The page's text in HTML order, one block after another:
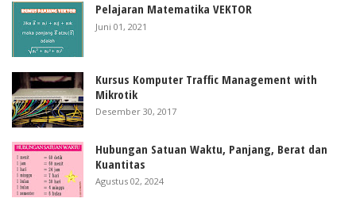
Pelajaran Matematika VEKTOR
Juni 01, 2021
Kursus Komputer Traffic Management with
Mikrotik
Desember 30, 2017
Hubungan Satuan Waktu, Panjang, Berat dan
Kuantitas
Agustus 02, 2024